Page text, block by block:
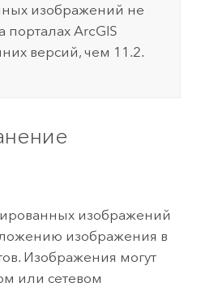
изображений не
порталахArcGIS
версий, чем 11.2.
изображений
изображения в
Изображения могут
или сетевом